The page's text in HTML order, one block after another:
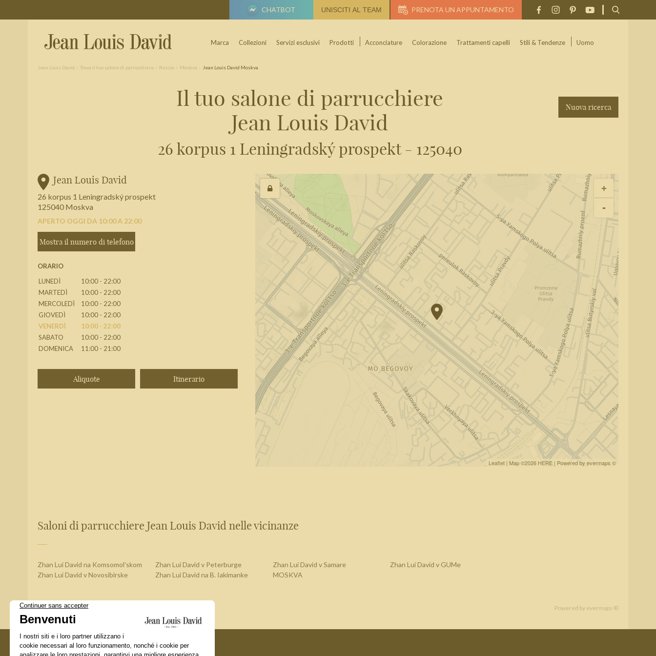
CHATBOT UNISCITI AL TEAM PRENOTA UN APPUNTAMENTO
Marca Collezioni Servizi esclusivi Prodotti Acconciature Colorazione Trattamenti capelli Stili & Tendenze Uomo
Jean Louis David Trova il tuo salone di parrucchiere Russia Moskva Jean Louis David Moskva
Il tuo salone di parrucchiere
Jean Louis David
26 korpus 1 Leningradský prospekt - 125040
Nuova ricerca
Jean Louis David
26 korpus 1 Leningradský prospekt
125040 Moskva
APERTO OGGI DA 10:00 A 22:00
Mostra il numero di telefono
ORARIO
LUNEDÌ
10:00 - 22:00
MARTEDÌ
10:00 - 22:00
MERCOLEDÌ
10:00 - 22:00
GIOVEDÌ
10:00 - 22:00
VENERDÌ
10:00 - 22:00
SABATO
10:00 - 22:00
DOMENICA
11:00 - 21:00
Aliquote Itinerario
+
-
Leaflet | Map ©2026 HERE | Powered by evermaps ©
Saloni di parrucchiere Jean Louis David nelle vicinanze
Zhan Lui David na Komsomol'skom
Zhan Lui David v Novosibirske
Zhan Lui David v Peterburge
Zhan Lui David na B. Iakimanke
Zhan Lui David v Samare
MOSKVA
Zhan Lui David v GUMe
Powered by evermaps ©